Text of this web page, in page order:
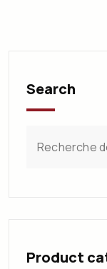
Search
Product